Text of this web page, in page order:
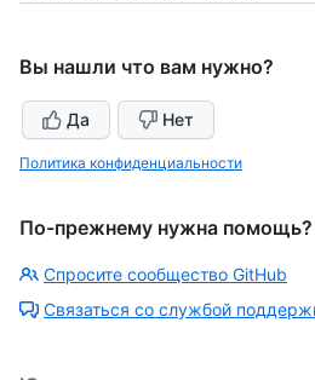
Вы нашли что вам нужно?
Да Нет
Политика конфиденциальности
По-прежнему нужна помощь?
Спросите сообщество GitHub
Связаться со службой